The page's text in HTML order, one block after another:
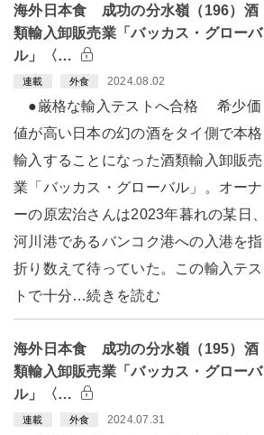
海外日本食 成功の分水嶺（196）酒
類輸入卸販売業「バッカス・グローバ
ル」〈…
連載 外食 2024.08.02
●厳格な輸入テストへ合格 希少価
値が高い日本の幻の酒をタイ側で本格
輸入することになった酒類輸入卸販売
業「バッカス・グローバル」。オーナ
ーの原宏治さんは2023年暮れの某日、
河川港であるバンコク港への入港を指
折り数えて待っていた。この輸入テス
トで十分…続きを読む
海外日本食 成功の分水嶺（195）酒
類輸入卸販売業「バッカス・グローバ
ル」〈…
連載 外食 2024.07.31